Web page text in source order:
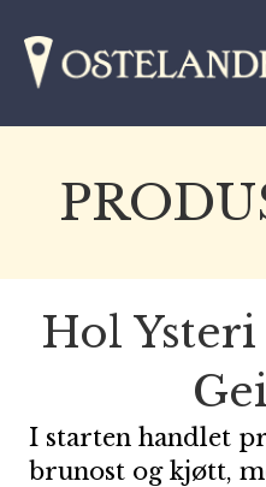
Hol
I starten handlet
brunost og kjøtt,